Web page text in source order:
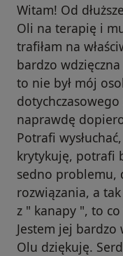
Witam! Od
Oli na terapię i
trafiłam na
bardzo
to nie był mój
naprawdę
Potrafi
krytykuję, potrafi
sedno problemu,
rozwiązania, a
z " kanapy ", to
Jestem jej bardzo
Olu dziękuję.